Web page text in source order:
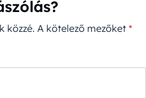
közzé. A kötelező mezőket *